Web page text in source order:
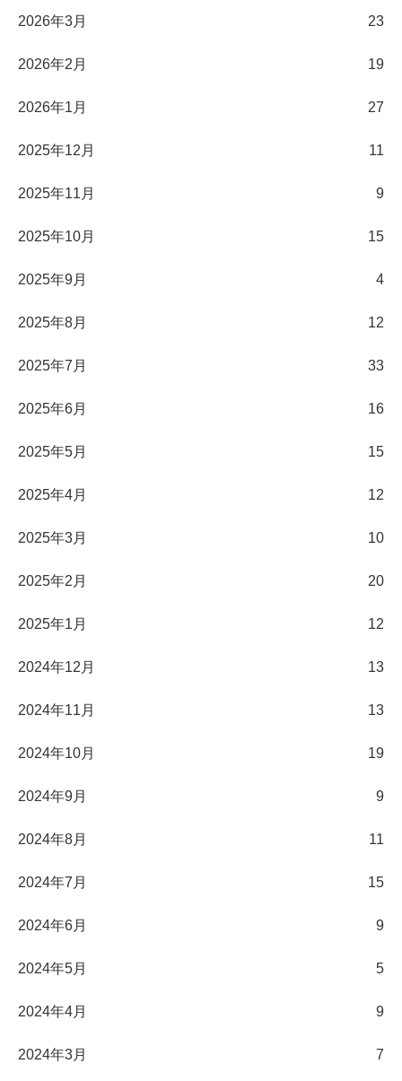
2026年3月 23
2026年2月 19
2026年1月 27
2025年12月 11
2025年11月 9
2025年10月 15
2025年9月 4
2025年8月 12
2025年7月 33
2025年6月 16
2025年5月 15
2025年4月 12
2025年3月 10
2025年2月 20
2025年1月 12
2024年12月 13
2024年11月 13
2024年10月 19
2024年9月 9
2024年8月 11
2024年7月 15
2024年6月 9
2024年5月 5
2024年4月 9
2024年3月 7